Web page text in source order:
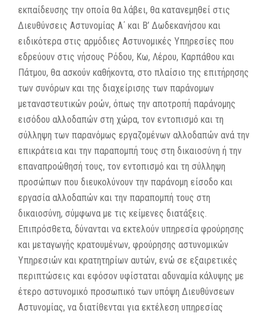
εκπαίδευσης την οποία θα λάβει, θα κατανεμηθεί στις
Διευθύνσεις Αστυνομίας Α΄ και Β’ Δωδεκανήσου και
ειδικότερα στις αρμόδιες Αστυνομικές Υπηρεσίες που
εδρεύουν στις νήσους Ρόδου, Κω, Λέρου, Καρπάθου και
Πάτμου, θα ασκούν καθήκοντα, στο πλαίσιο της επιτήρησης
των συνόρων και της διαχείρισης των παράνομων
μεταναστευτικών ροών, όπως την αποτροπή παράνομης
εισόδου αλλοδαπών στη χώρα, τον εντοπισμό και τη
σύλληψη των παρανόμως εργαζομένων αλλοδαπών ανά την
επικράτεια και την παραπομπή τους στη δικαιοσύνη ή την
επαναπροώθησή τους, τον εντοπισμό και τη σύλληψη
προσώπων που διευκολύνουν την παράνομη είσοδο και
εργασία αλλοδαπών και την παραπομπή τους στη
δικαιοσύνη, σύμφωνα με τις κείμενες διατάξεις.
Επιπρόσθετα, δύνανται να εκτελούν υπηρεσία φρούρησης
και μεταγωγής κρατουμένων, φρούρησης αστυνομικών
Υπηρεσιών και κρατητηρίων αυτών, ενώ σε εξαιρετικές
περιπτώσεις και εφόσον υφίσταται αδυναμία κάλυψης με
έτερο αστυνομικό προσωπικό των υπόψη Διευθύνσεων
Αστυνομίας, να διατίθενται για εκτέλεση υπηρεσίας